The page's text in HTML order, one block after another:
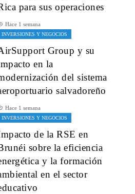
para sus operaciones
Hace 1 semana
INVERSIONES Y NEGOCIOS
Group y su
en la
del sistema
salvadoreño
Hace 1 semana
INVERSIONES Y NEGOCIOS
de la RSE en
sobre la eficiencia
y la formación
en el sector